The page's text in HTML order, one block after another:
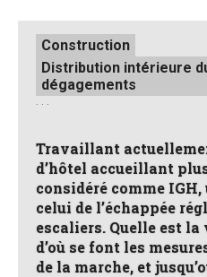
Posted
inConstruction
Distribution intérieure
dégagements
. . .
Travaillant
d’hôtel accueillant
considéré comme
celui de l’échappée
escaliers. Quelle est
d’où se font les
de la marche, et